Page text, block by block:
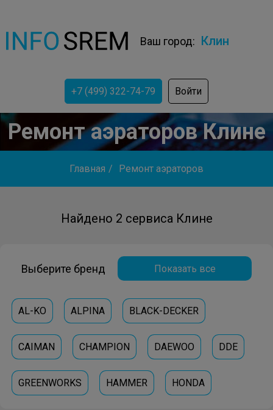
Ваш город: Клин
+7 (499) 322-74-79 Войти
Ремонт аэраторов Клине
Главная / Ремонт аэраторов
Найдено 2 сервиса Клине
Выберите бренд Показать все
AL-KO ALPINA BLACK-DECKER
CAIMAN CHAMPION DAEWOO DDE
GREENWORKS HAMMER HONDA